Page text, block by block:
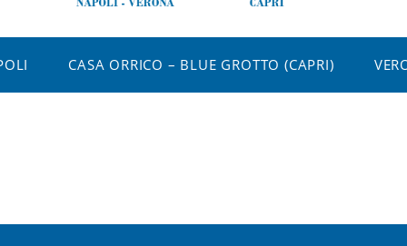
CASA ORRICO – BLUE GROTTO (CAPRI)